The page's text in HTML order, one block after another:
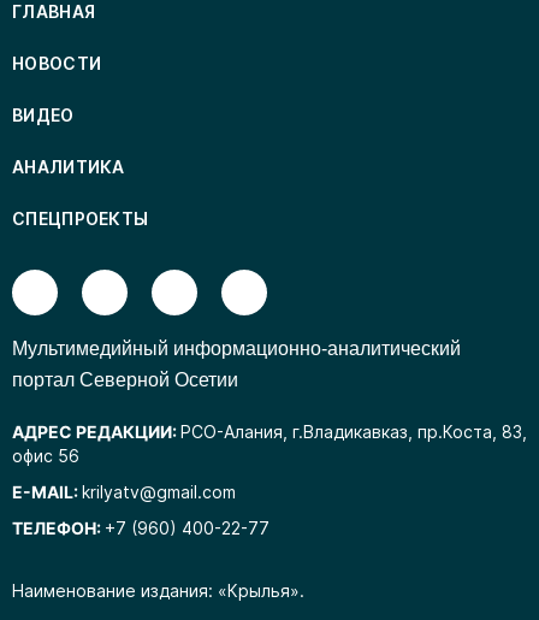
Наименование издания: «Крылья».
ГЛАВНАЯ
НОВОСТИ
ВИДЕО
АНАЛИТИКА
СПЕЦПРОЕКТЫ
Mультимедийный информационно-аналитический
портал Северной Осетии
АДРЕС РЕДАКЦИИ:РСО-Алания, г.Владикавказ, пр.Коста, 83,
офис 56
E-MAIL:krilyatv@gmail.com
ТЕЛЕФОН: +7 (960) 400-22-77